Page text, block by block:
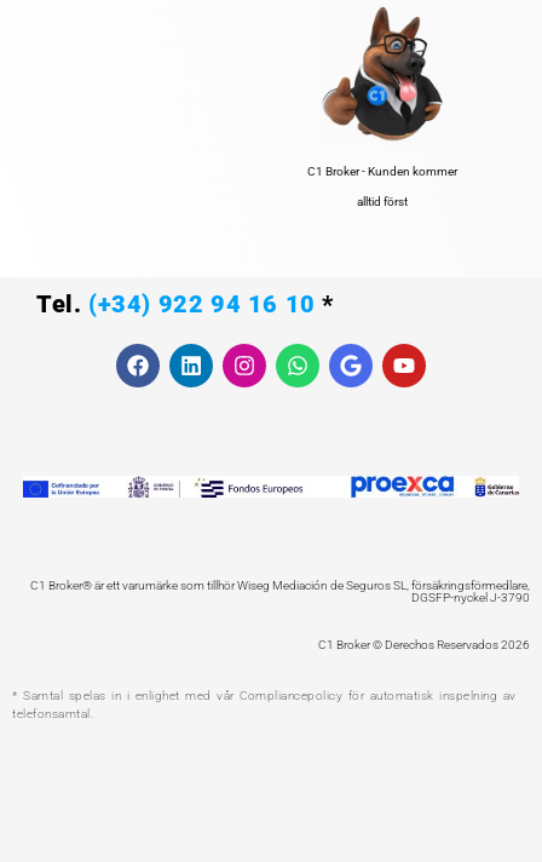
C1 Broker - Kunden kommer
alltid först
Tel. (+34) 922 94 16 10*
F
a
o
k
L
i
i
n
I
n
r
W
h
p
G
o
Y
o
e
C1 Broker® är ett varumärke som tillhör Wiseg Mediación de Seguros SL, försäkringsförmedlare,
DGSFP-nyckel J-3790
C1 Broker © Derechos Reservados 2026
* Samtal spelas in i enlighet med vår Compliancepolicy för automatisk inspelning av
telefonsamtal.